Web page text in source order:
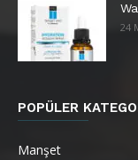
24
POPÜLER
Manşet